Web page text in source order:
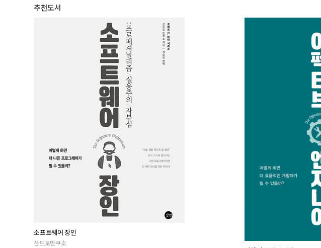
추천도서
소프트웨어 장인
산드로만쿠소